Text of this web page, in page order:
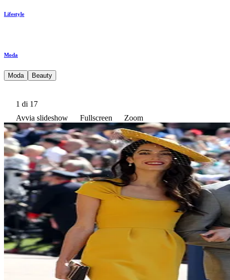
Lifestyle
Moda
Moda Beauty
1 di 17
Avvia slideshow
Fullscreen Zoom